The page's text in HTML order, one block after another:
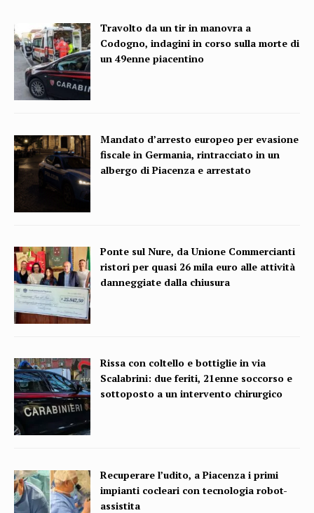
Travolto da un tir in manovra a
Codogno, indagini in corso sulla morte di
un 49enne piacentino
Mandato d’arresto europeo per evasione
fiscale in Germania, rintracciato in un
albergo di Piacenza e arrestato
Ponte sul Nure, da Unione Commercianti
ristori per quasi 26 mila euro alle attività
danneggiate dalla chiusura
Rissa con coltello e bottiglie in via
Scalabrini: due feriti, 21enne soccorso e
sottoposto a un intervento chirurgico
Recuperare l’udito, a Piacenza i primi
impianti cocleari con tecnologia robot-
assistita